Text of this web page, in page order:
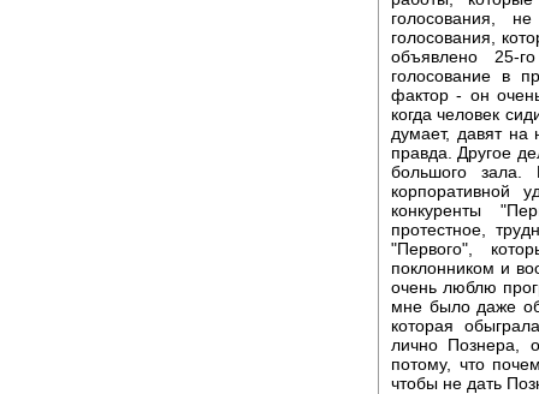
голосования,
голосования,
объявлено 25-
голосование в
фактор - он
когда человек
думает, давят на
правда. Другое
большого зала.
корпоративной
конкуренты
протестное,
"Первого",
поклонником и
очень люблю
мне было даже
которая
лично Познера,
потому, что
чтобы не дать